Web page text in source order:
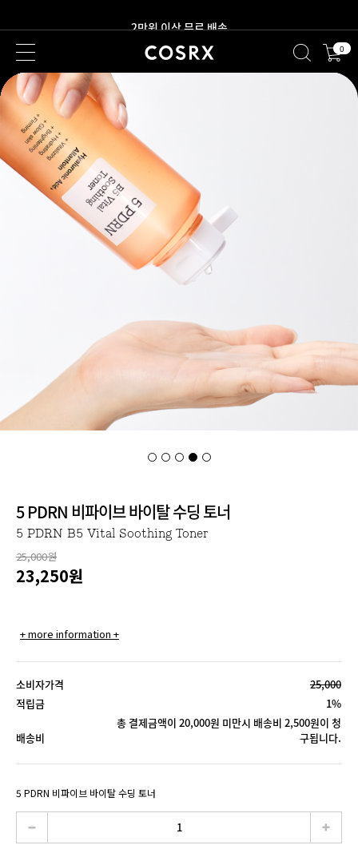
2만원 이상 무료 배송 0
5 PDRN 비파이브 바이탈 수딩 토너
5 PDRN B5 Vital Soothing Toner
25,000원
23,250원
+ more information +
소비자가격
25,000
적립금
1%
배송비
총 결제금액이 20,000원 미만시 배송비 2,500원이 청
구됩니다.
5 PDRN 비파이브 바이탈 수딩 토너